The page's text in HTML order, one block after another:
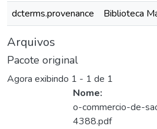
dcterms.provenance
Biblioteca
Arquivos
Pacote original
Agora exibindo 1 - 1 de 1
Nome:
o-commercio-de-
4388.pdf